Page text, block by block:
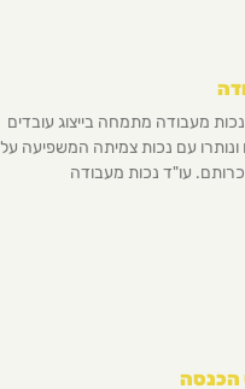
מעבודה מתמחה בייצוג עובדים
עם נכות צמיתה המשפיעה על
עו"ד נכות מעבודה
הכנסה